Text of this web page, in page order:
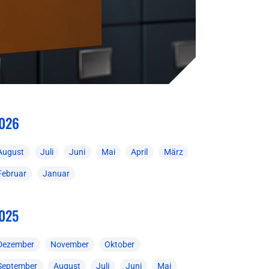
Juli Juni Mai April März
Januar
November Oktober
August Juli Juni Mai